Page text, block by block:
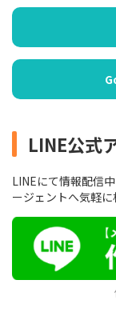
LINE公式
LINEにて情報配信
ージェントへ気軽に